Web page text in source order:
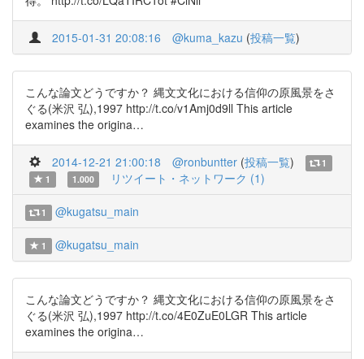
2015-01-31 20:08:16 @kuma_kazu (投稿一覧)
こんな論文どうですか？ 縄文文化における信仰の原風景をさ
ぐる(米沢 弘),1997 http://t.co/v1Amj0d9ll This article
examines the origina…
2014-12-21 21:00:18 @ronbuntter (投稿一覧)
1
1
1.000 リツイート・ネットワーク (1)
1 @kugatsu_main
1 @kugatsu_main
こんな論文どうですか？ 縄文文化における信仰の原風景をさ
ぐる(米沢 弘),1997 http://t.co/4E0ZuE0LGR This article
examines the origina…